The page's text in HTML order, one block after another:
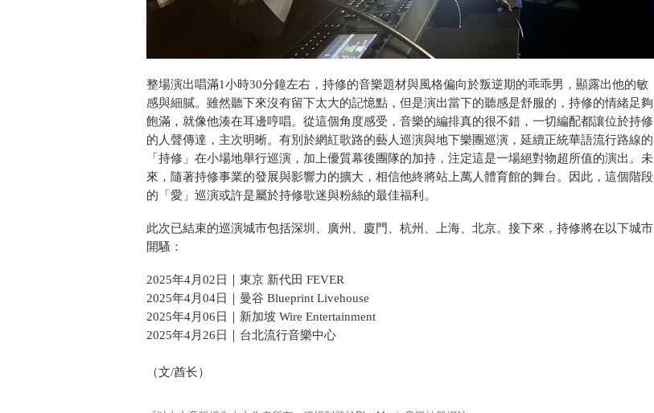
整場演出唱滿1小時30分鐘左右，持修的音樂題材與風格偏向於叛逆期的乖乖男，顯露出他的敏
感與細膩。雖然聽下來沒有留下太大的記憶點，但是演出當下的聽感是舒服的，持修的情緒足夠
飽滿，就像他湊在耳邊哼唱。從這個角度感受，音樂的編排真的很不錯，一切編配都讓位於持修
的人聲傳達，主次明晰。有別於網紅歌路的藝人巡演與地下樂團巡演，延續正統華語流行路線的
「持修」在小場地舉行巡演，加上優質幕後團隊的加持，注定這是一場絕對物超所值的演出。未
來，隨著持修事業的發展與影響力的擴大，相信他終將站上萬人體育館的舞台。因此，這個階段
的「愛」巡演或許是屬於持修歌迷與粉絲的最佳福利。
此次已結束的巡演城市包括深圳、廣州、廈門、杭州、上海、北京。接下來，持修將在以下城市
開騷：
2025年4月02日｜東京 新代田 FEVER
2025年4月04日｜曼谷 Blueprint Livehouse
2025年4月06日｜新加坡 Wire Entertainment
2025年4月26日｜台北流⾏⾳樂中⼼
（文/酋长）